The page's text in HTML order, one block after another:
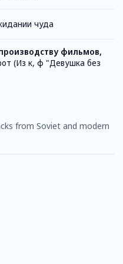
чуда
фильмов,
(Из к, ф "Девушка без
from Soviet and modern